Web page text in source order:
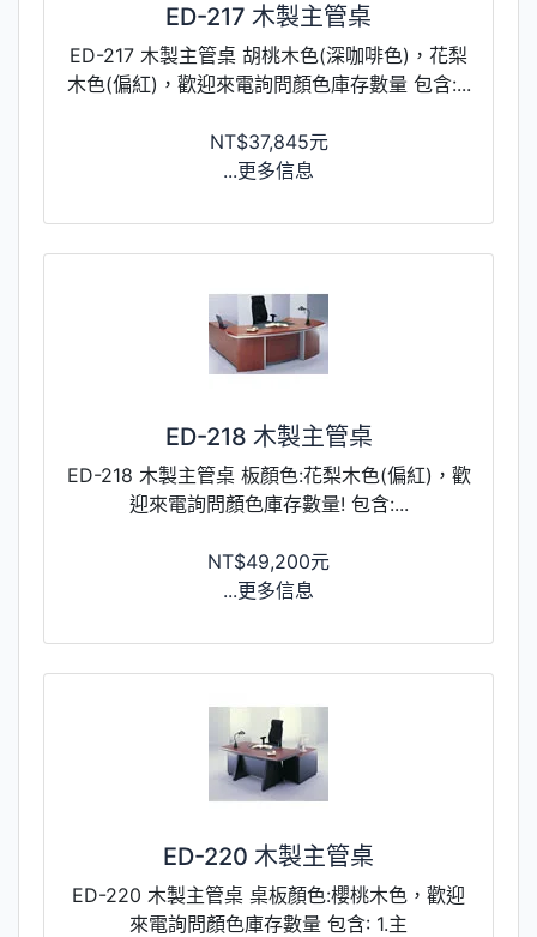
ED-217 木製主管桌
ED-217 木製主管桌 胡桃木色(深咖啡色)，花梨
木色(偏紅)，歡迎來電詢問顏色庫存數量 包含:...
NT$37,845元
...更多信息
ED-218 木製主管桌
ED-218 木製主管桌 板顏色:花梨木色(偏紅)，歡
迎來電詢問顏色庫存數量! 包含:...
NT$49,200元
...更多信息
ED-220 木製主管桌
ED-220 木製主管桌 桌板顏色:櫻桃木色，歡迎
來電詢問顏色庫存數量 包含: 1.主